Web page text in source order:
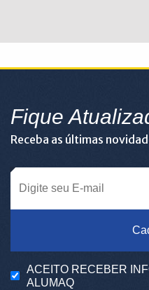
Fique
Receba as últimas
ACEITO RECEBER
ALUMAQ